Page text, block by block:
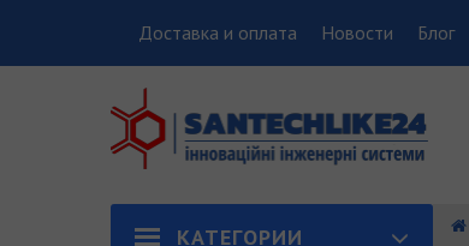
Доставка и оплата Новости Блог
КАТЕГОРИИ